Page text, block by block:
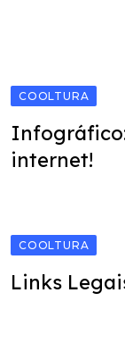
COOLTURA
internet!
COOLTURA
Links